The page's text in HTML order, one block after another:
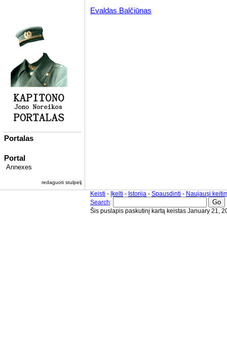
Portalas
Portal
Annexes
redaguoti stulpelį
Evaldas Balčiūnas
Keisti - Įkelti - Istorija - Spausdinti - Naujausi
Search:
Šis puslapis paskutinį kartą keistas January 21,